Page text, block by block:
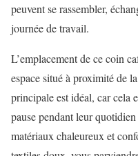
peuvent se rassembler,
journée de travail.
L’emplacement de ce coin
espace situé à proximité de la
principale est idéal, car cela
pause pendant leur
matériaux chaleureux et